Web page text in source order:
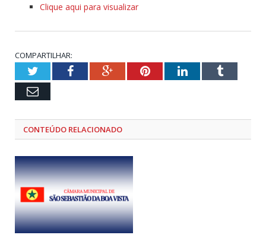
Clique aqui para visualizar
COMPARTILHAR:
TwitterFacebookGoogle+PinterestLinkedInTumblr
Email
CONTEÚDO RELACIONADO